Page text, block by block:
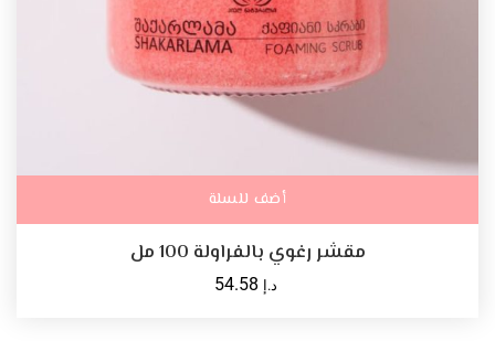
أضف للسلة
مقشر رغوي بالفراولة 100 مل
د.إ